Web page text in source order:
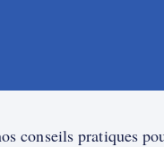
conseils pratiques